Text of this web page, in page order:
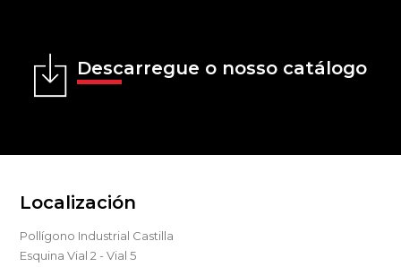
Descarregue o nosso catálogo
Localización
Pollígono Industrial Castilla
Esquina Vial 2 - Vial 5